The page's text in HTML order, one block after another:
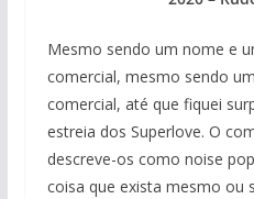
Mesmo sendo um nome e
comercial, mesmo sendo
comercial, até que fiquei
estreia dos Superlove. O
descreve-os como noise
coisa que exista mesmo ou